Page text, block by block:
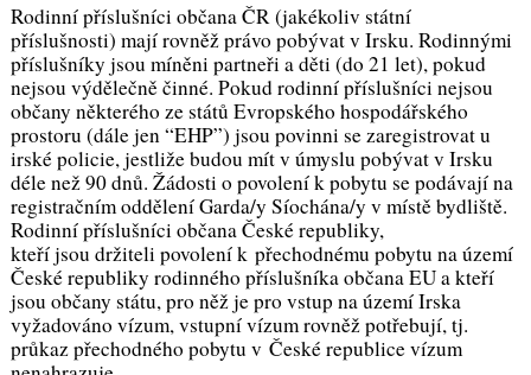
Rodinní příslušníci občana ČR (jakékoliv státní
příslušnosti) mají rovněž právo pobývat v Irsku. Rodinnými
příslušníky jsou míněni partneři a děti (do 21 let), pokud
nejsou výdělečně činné. Pokud rodinní příslušníci nejsou
občany některého ze států Evropského hospodářského
prostoru (dále jen “EHP”) jsou povinni se zaregistrovat u
irské policie, jestliže budou mít v úmyslu pobývat v Irsku
déle než 90 dnů. Žádosti o povolení k pobytu se podávají na
registračním oddělení Garda/y Síochána/y v místě bydliště.
Rodinní příslušníci občana České republiky,
kteří jsou držiteli povolení k přechodnému pobytu na území
České republiky rodinného příslušníka občana EU a kteří
jsou občany státu, pro něž je pro vstup na území Irska
vyžadováno vízum, vstupní vízum rovněž potřebují, tj.
průkaz přechodného pobytu v České republice vízum